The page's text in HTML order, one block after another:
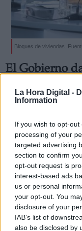
La Hora Digital -
Information
If you wish to opt-
processing of your
targeted advertising
section to confirm
opt-out request is
interest-based ads
us or personal
your opt-out. You
disclosure of your
IAB’s list of
also be disclosed by
Bloques de viviendas.
El Gobierno
El objetivo de la
vivienda en España,
PorCelia Martín
Más artículos de este autor
martes, 26 de octubre de 2021
Derechos: